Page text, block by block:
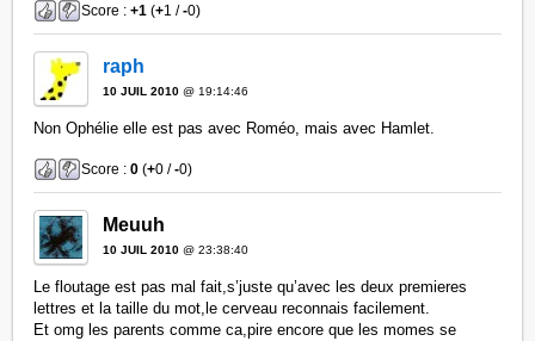
Score :+1 (+1 /-0)
raph
10 JUIL 2010 @ 19:14:46
Non Ophélie elle est pas avec Roméo, mais avec Hamlet.
Score :0 (+0 /-0)
Meuuh
10 JUIL 2010 @ 23:38:40
Le floutage est pas mal fait,s’juste qu’avec les deux premieres
lettres et la taille du mot,le cerveau reconnais facilement.
Et omg les parents comme ca,pire encore que les momes se